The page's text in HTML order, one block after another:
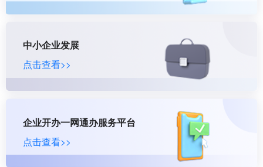
中小企业发展
点击查看>>
企业开办一网通办服务平台
点击查看>>